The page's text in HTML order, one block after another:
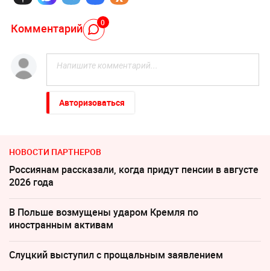
Комментарий 0
Авторизоваться
НОВОСТИ ПАРТНЕРОВ
Россиянам рассказали, когда придут пенсии в августе
2026 года
В Польше возмущены ударом Кремля по
иностранным активам
Слуцкий выступил с прощальным заявлением